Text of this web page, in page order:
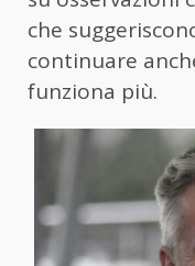
che
continuare
funziona più.